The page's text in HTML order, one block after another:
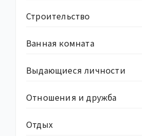
Строительство
Ванная комната
Выдающиеся личности
Отношения и дружба
Отдых